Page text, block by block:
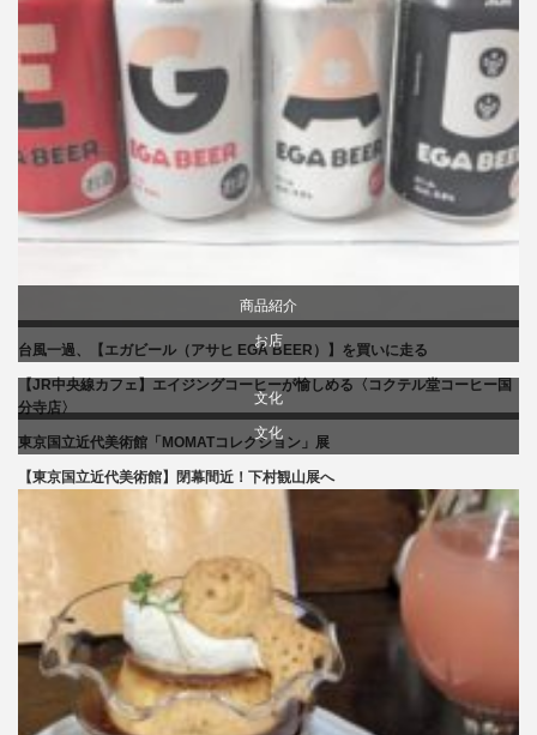
商品紹介
台風一過、【エガビール（アサヒ EGA BEER）】を買いに走る
お店
贈り物・プレゼント
食べ物
【JR中央線カフェ】エイジングコーヒーが愉しめる〈コクテル堂コーヒー国
分寺店〉
文化
美術展・美術館・博物館巡り
東京国立近代美術館「MOMATコレクション」展
文化
美術展・美術館・博物館巡り
【東京国立近代美術館】閉幕間近！下村観山展へ